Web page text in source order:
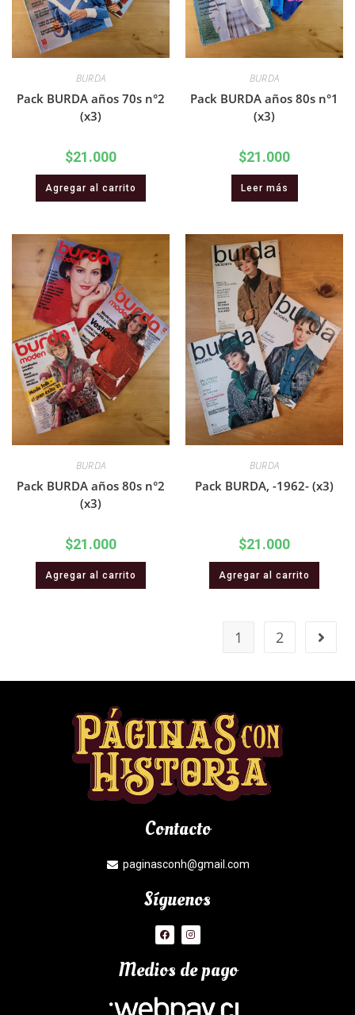
BURDA
Pack BURDA años 70s n°2
(x3)
$21.000
Agregar al carrito
BURDA
Pack BURDA años 80s n°1
(x3)
$21.000
Leer más
BURDA
Pack BURDA años 80s n°2
(x3)
$21.000
Agregar al carrito
BURDA
Pack BURDA, -1962- (x3)
$21.000
Agregar al carrito
1 2
Contacto
paginasconh@gmail.com
Síguenos
Medios de pago